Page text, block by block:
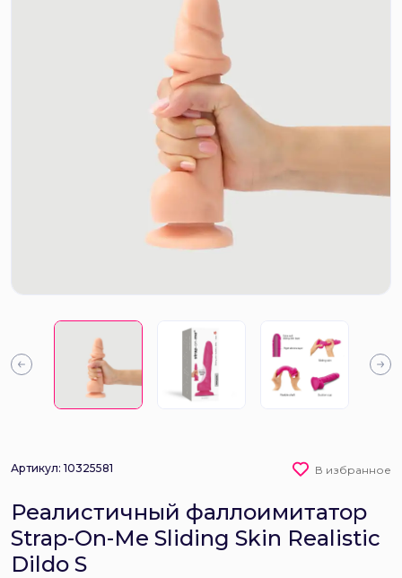
Артикул: 10325581 В избранное
Реалистичный фаллоимитатор
Strap-On-Me Sliding Skin Realistic
Dildo S